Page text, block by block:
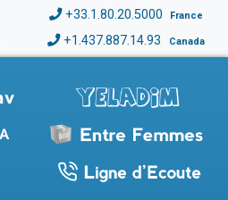
+33.1.80.20.5000 France
+1.437.887.14.93 Canada